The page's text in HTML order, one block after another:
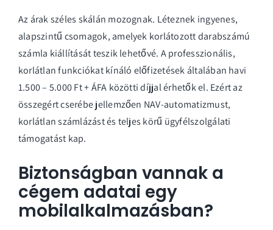
Az árak széles skálán mozognak. Léteznek ingyenes,
alapszintű csomagok, amelyek korlátozott darabszámú
számla kiállítását teszik lehetővé. A professzionális,
korlátlan funkciókat kínáló előfizetések általában havi
1.500 – 5.000 Ft + ÁFA közötti díjjal érhetők el. Ezért az
összegért cserébe jellemzően NAV-automatizmust,
korlátlan számlázást és teljes körű ügyfélszolgálati
támogatást kap.
Biztonságban vannak a
cégem adatai egy
mobilalkalmazásban?